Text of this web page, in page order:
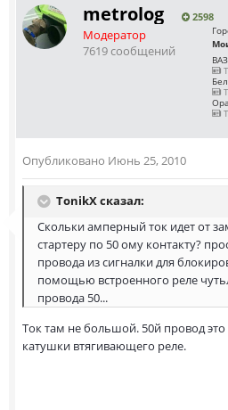
metrolog 2598
Модератор
7619 сообщений
Опубликовано Июнь 25, 2010
TonikX сказал:
Скольки амперный ток идет от
стартеру по 50 ому контакту?
провода из сигналки для
помощью встроенного реле
провода 50...
Ток там не большой. 50й провод это
катушки втягивающего реле.